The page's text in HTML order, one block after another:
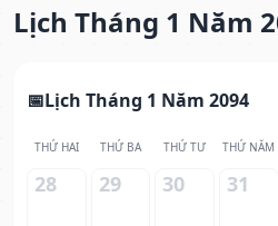
Lịch Tháng 1 Năm
Lịch Tháng 1 Năm 2094
THỨ HAI THỨ BA THỨ TƯ THỨ NĂM
28 29 30 31